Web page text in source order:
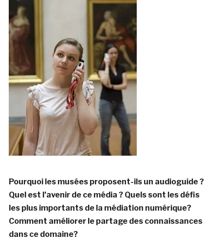
Pourquoi les musées proposent-ils un audioguide ?
Quel est l’avenir de ce média ? Quels sont les défis
les plus importants de la médiation numérique?
Comment améliorer le partage des connaissances
dans ce domaine?